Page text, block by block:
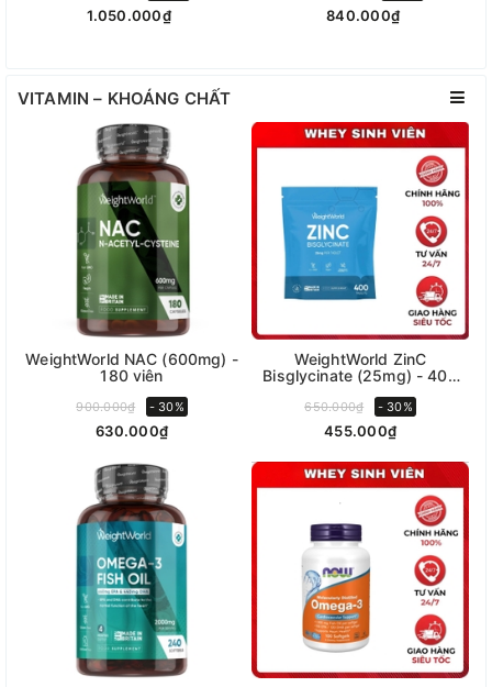
1.050.000₫ 840.000₫
VITAMIN – KHOÁNG CHẤT
WeightWorld NAC (600mg) -
180 viên
900.000₫ - 30%
630.000₫
WeightWorld ZinC
Bisglycinate (25mg) - 400
650.000₫ - 30%
455.000₫